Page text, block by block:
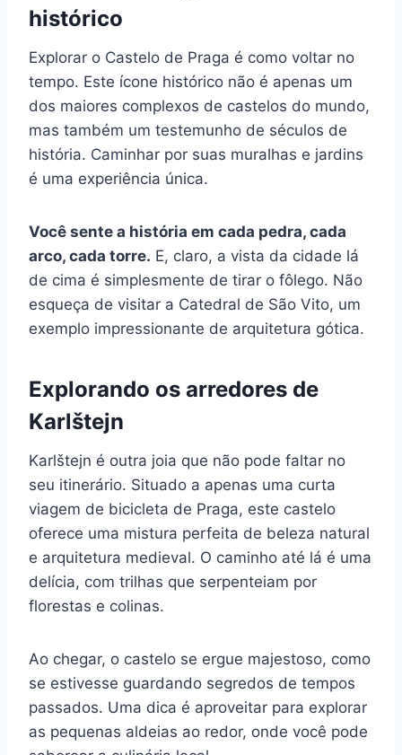
histórico
Explorar o Castelo de Praga é como voltar no
tempo. Este ícone histórico não é apenas um
dos maiores complexos de castelos do mundo,
mas também um testemunho de séculos de
história. Caminhar por suas muralhas e jardins
é uma experiência única.
Você sente a história em cada pedra, cada
arco, cada torre. E, claro, a vista da cidade lá
de cima é simplesmente de tirar o fôlego. Não
esqueça de visitar a Catedral de São Vito, um
exemplo impressionante de arquitetura gótica.
Explorando os arredores de
Karlštejn
Karlštejn é outra joia que não pode faltar no
seu itinerário. Situado a apenas uma curta
viagem de bicicleta de Praga, este castelo
oferece uma mistura perfeita de beleza natural
e arquitetura medieval. O caminho até lá é uma
delícia, com trilhas que serpenteiam por
florestas e colinas.
Ao chegar, o castelo se ergue majestoso, como
se estivesse guardando segredos de tempos
passados. Uma dica é aproveitar para explorar
as pequenas aldeias ao redor, onde você pode